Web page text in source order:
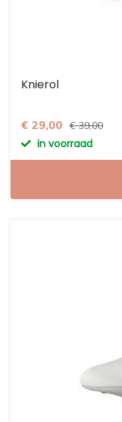
Knierol
€ 29,00 € 39,00
in voorraad